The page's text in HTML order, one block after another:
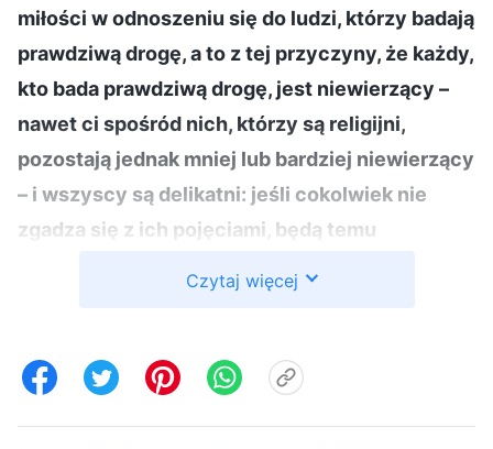
miłości w odnoszeniu się do ludzi, którzy badają
prawdziwą drogę, a to z tej przyczyny, że każdy,
kto bada prawdziwą drogę, jest niewierzący –
nawet ci spośród nich, którzy są religijni,
pozostają jednak mniej lub bardziej niewierzący
– i wszyscy są delikatni: jeśli cokolwiek nie
zgadza się z ich pojęciami, będą temu
jest zgodne z ich wolą, będą je kwestionować.
wymaga od nas tolerancji. Wymaga z naszej
Czytaj więcej